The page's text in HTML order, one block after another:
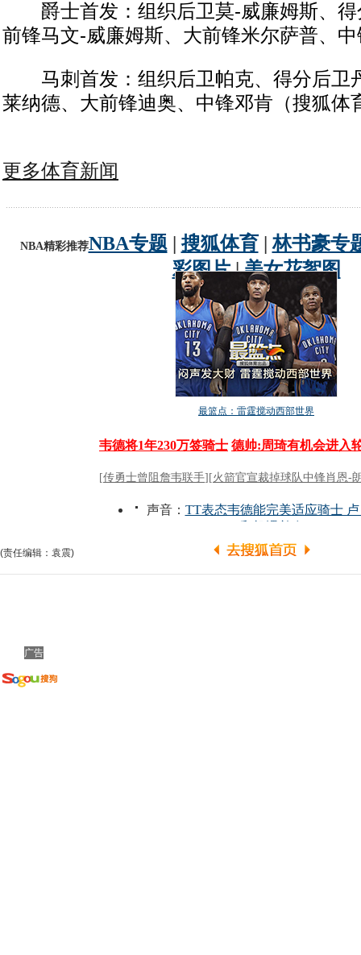
爵士首发：组织后卫莫-威廉姆斯、得
前锋马文-威廉姆斯、大前锋米尔萨普、
马刺首发：组织后卫帕克、得分后卫
莱纳德、大前锋迪奥、中锋邓肯（搜狐体
更多体育新闻
(责任编辑：袁震)
广告